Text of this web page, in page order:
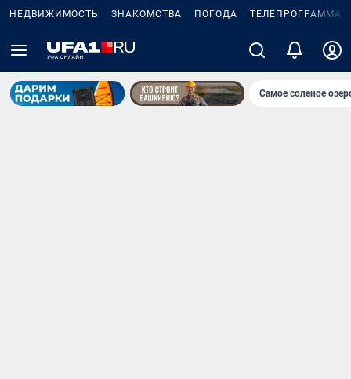
НЕДВИЖИМОСТЬ ЗНАКОМСТВА ПОГОДА ТЕЛЕПРОГРАММА
Самое соленое